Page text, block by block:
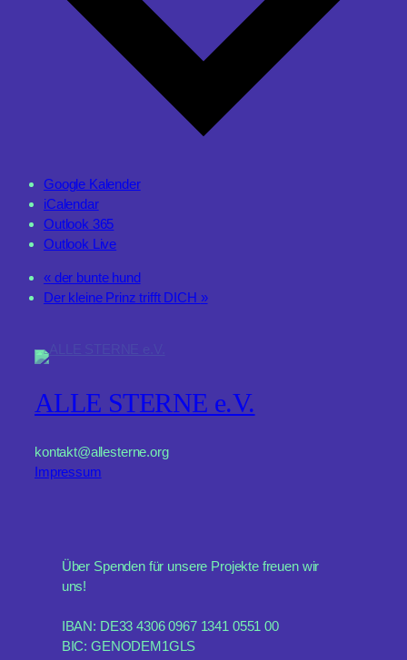
Google Kalender
iCalendar
Outlook 365
Outlook Live
«der bunte hund
Der kleine Prinz trifft DICH »
ALLE STERNE e.V.
kontakt@allesterne.org
Impressum
Über Spenden für unsere Projekte freuen wir
uns!
IBAN: DE33 4306 0967 1341 0551 00
BIC: GENODEM1GLS